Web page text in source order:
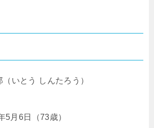
いとう しんたろう）
5月6日（73歳）